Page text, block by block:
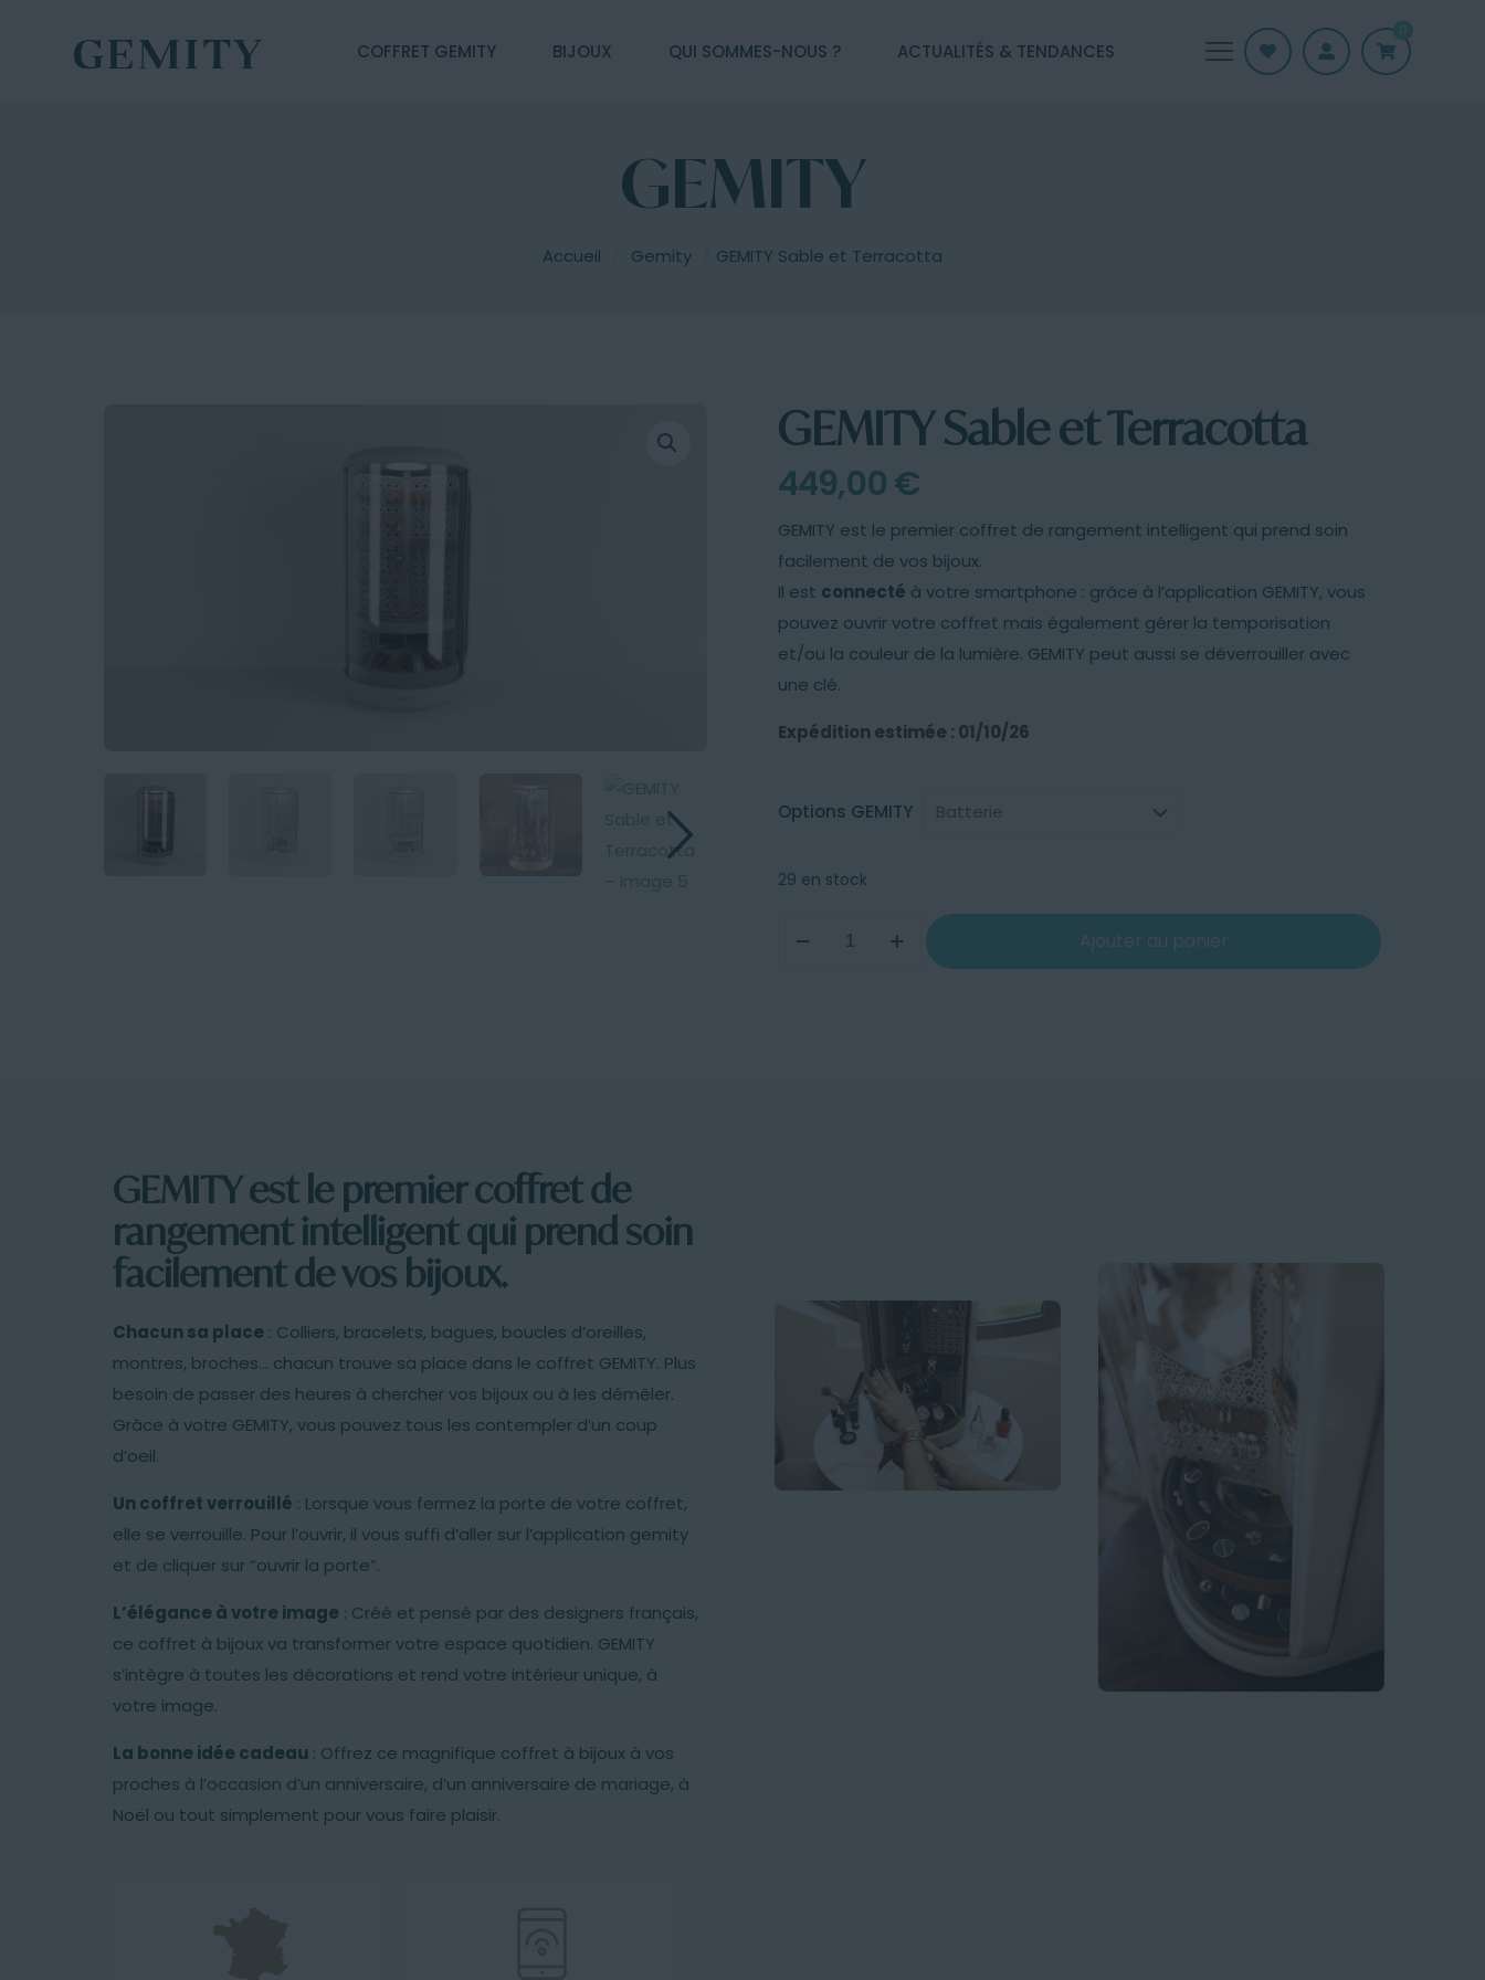
COFFRET GEMITY BIJOUX QUI SOMMES-NOUS ? ACTUALITÉS & TENDANCES
0
GEMITY
Accueil Gemity GEMITY Sable et Terracotta
GEMITY Sable et Terracotta
449,00€
GEMITY est le premier coffret de rangement intelligent qui prend soin
facilement de vos bijoux.
Il est connecté à votre smartphone : grâce à l’application GEMITY, vous
pouvez ouvrir votre coffret mais également gérer la temporisation
et/ou la couleur de la lumière. GEMITY peut aussi se déverrouiller avec
une clé.
Expédition estimée : 01/10/26
Options GEMITY
29 en stock
Ajouter au panier
GEMITY est le premier coffret de
rangement intelligent qui prend soin
facilement de vos bijoux.
Chacun sa place : Colliers, bracelets, bagues, boucles d’oreilles,
montres, broches… chacun trouve sa place dans le coffret GEMITY. Plus
besoin de passer des heures à chercher vos bijoux ou à les démêler.
Grâce à votre GEMITY, vous pouvez tous les contempler d’un coup
d’oeil.
Un coffret verrouillé : Lorsque vous fermez la porte de votre coffret,
elle se verrouille. Pour l’ouvrir, il vous suffi d’aller sur l’application gemity
et de cliquer sur “ouvrir la porte”.
L’élégance à votre image : Créé et pensé par des designers français,
ce coffret à bijoux va transformer votre espace quotidien. GEMITY
s’intègre à toutes les décorations et rend votre intérieur unique, à
votre image.
La bonne idée cadeau : Offrez ce magnifique coffret à bijoux à vos
proches à l’occasion d’un anniversaire, d’un anniversaire de mariage, à
Noël ou tout simplement pour vous faire plaisir.